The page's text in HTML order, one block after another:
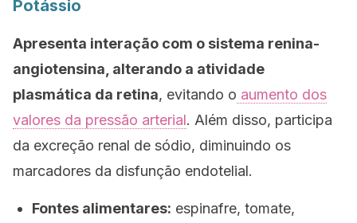
Potássio
Apresenta interação com o sistema renina-
angiotensina, alterando a atividade
plasmática da retina, evitando o aumento dos
valores da pressão arterial. Além disso, participa
da excreção renal de sódio, diminuindo os
marcadores da disfunção endotelial.
Fontes alimentares: espinafre, tomate,